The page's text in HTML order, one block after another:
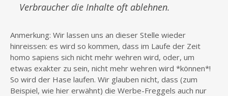
Verbraucher die Inhalte oft ablehnen.
Anmerkung: Wir lassen uns an dieser Stelle wieder
hinreissen: es wird so kommen, dass im Laufe der Zeit
homo sapiens sich nicht mehr wehren wird, oder, um
etwas exakter zu sein, nicht mehr wehren wird *können*!
So wird der Hase laufen. Wir glauben nicht, dass (zum
Beispiel, wie hier erwähnt) die Werbe-Freggels auch nur